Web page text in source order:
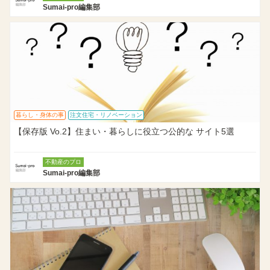
Sumai-pro編集部
暮らし・身体の事 注文住宅・リノベーション
【保存版 Vo.2】住まい・暮らしに役立つ公的な サイト5選
不動産のプロ
Sumai-pro編集部